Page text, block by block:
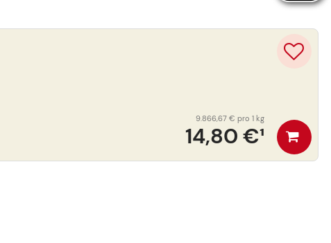
14,80 €¹
9.866,67 € pro 1 kg